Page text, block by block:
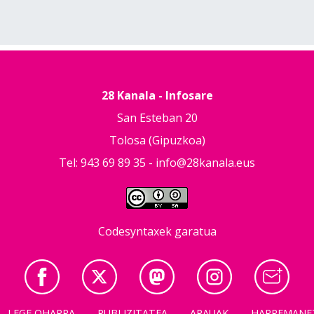
28 Kanala - Infosare
San Esteban 20
Tolosa (Gipuzkoa)
Tel: 943 69 89 35 - info@28kanala.eus
Codesyntaxek garatua